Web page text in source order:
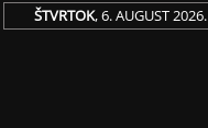
ŠTVRTOK, 6. AUGUST 2026.